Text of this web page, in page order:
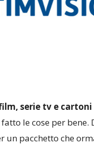
serie tv e
le cose per bene.
pacchetto che